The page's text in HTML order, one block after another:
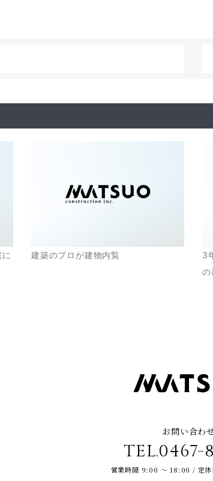
建築のプロが建物内覧
3
の
お問い合わ
TEL.0467-
営業時間 9:00 ～ 18:00 / 定休